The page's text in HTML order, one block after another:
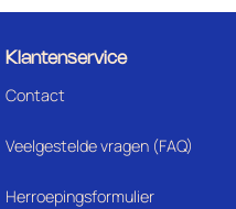
Klantenservice
Contact
Veelgestelde vragen (FAQ)
Herroepingsformulier